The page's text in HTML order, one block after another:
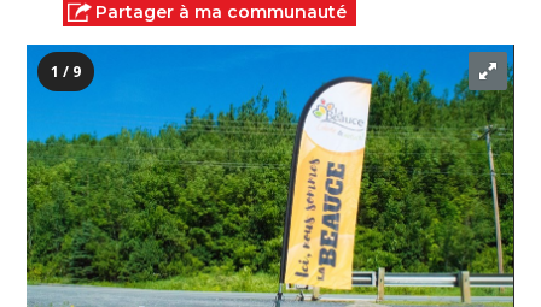
Partager à ma communauté
1 / 9